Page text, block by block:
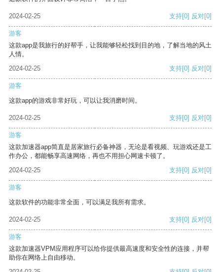
2024-02-25 支持[0] 反对[0]
游客
这款app是我旅行的好帮手，让我能够轻松找到目的地，了解当地的风土
人情。
2024-02-25
支持[0] 反对[0]
游客
这款app的游戏非常好玩，可以让我消磨时间。
2024-02-25 支持[0] 反对[0]
游客
这款加速器app简直是居家旅行必备神器，无论是看视频、玩游戏还是工
作办公，都能畅享高速网络，再也不用担心网速卡顿了。
2024-02-25
支持[0] 反对[0]
游客
这款软件的功能非常全面，可以满足我所有需求。
2024-02-25 支持[0] 反对[0]
游客
这款加速器VPM应用程序可以给你提供最高速度和安全性的连接，并帮
助你在网络上自由移动。